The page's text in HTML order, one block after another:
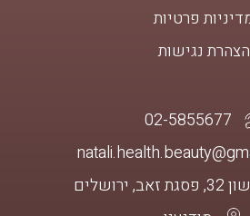
פרטיות
הצהרת נגישות
02-5855677